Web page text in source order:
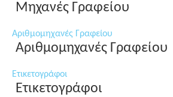
Μηχανές Γραφείου
Αριθμομηχανές Γραφείου
Αριθμομηχανές Γραφείου
Ετικετογράφοι
Ετικετογράφοι